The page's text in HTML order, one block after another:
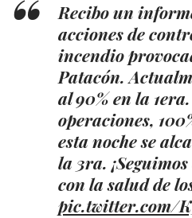
Recibo un
acciones de
incendio
Patacón.
al 90% en la
operaciones,
esta noche se
la 3ra.
con la salud de
pic.twitter.com/